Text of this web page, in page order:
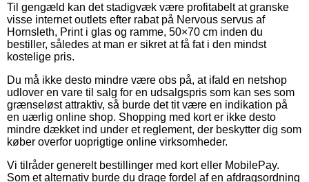
Til gengæld kan det stadigvæk være profitabelt at granske
visse internet outlets efter rabat på Nervous servus af
Hornsleth, Print i glas og ramme, 50×70 cm inden du
bestiller, således at man er sikret at få fat i den mindst
kostelige pris.
Du må ikke desto mindre være obs på, at ifald en netshop
udlover en vare til salg for en udsalgspris som kan ses som
grænseløst attraktiv, så burde det tit være en indikation på
en uærlig online shop. Shopping med kort er ikke desto
mindre dækket ind under et reglement, der beskytter dig som
køber overfor uoprigtige online virksomheder.
Vi tilråder generelt bestillinger med kort eller MobilePay.
Som et alternativ burde du drage fordel af en afdragsordning